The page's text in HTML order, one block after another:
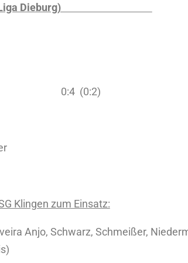
(A-Liga Dieburg)
0:4 (0:2)
Klingen zum Einsatz:
Anjo, Schwarz, Schmeißer,